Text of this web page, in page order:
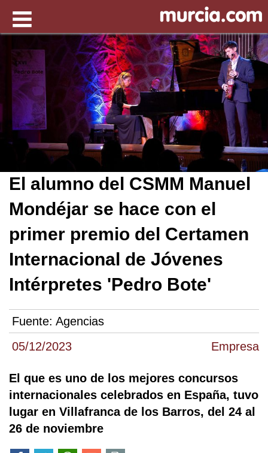
05/12/2023 Empresa
El alumno del CSMM Manuel
Mondéjar se hace con el
primer premio del Certamen
Internacional de Jóvenes
Intérpretes 'Pedro Bote'
Fuente: Agencias
El que es uno de los mejores concursos
internacionales celebrados en España, tuvo
lugar en Villafranca de los Barros, del 24 al
26 de noviembre